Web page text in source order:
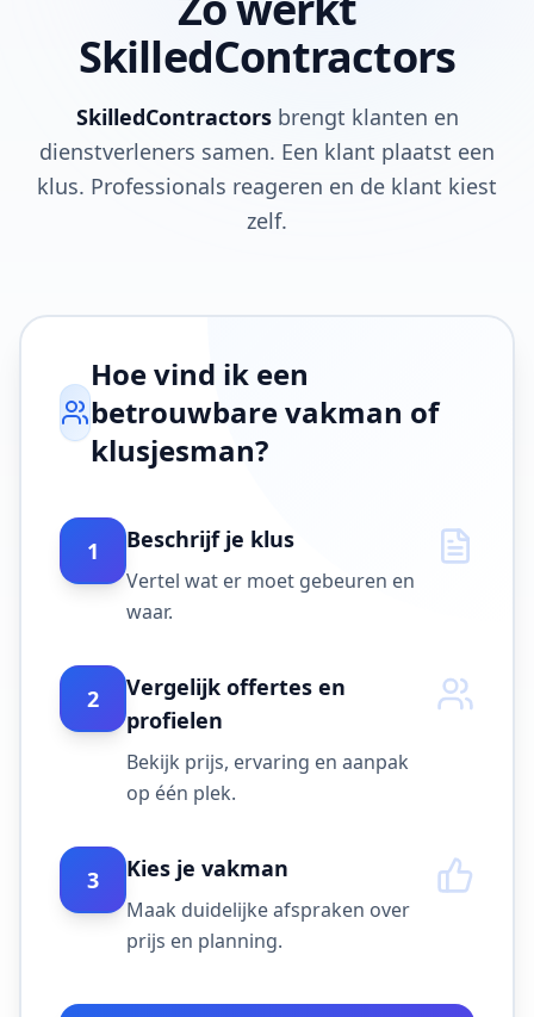
SkilledContractors
SkilledContractorsbrengt klanten en
dienstverleners samen. Een klant plaatst een
klus. Professionals reageren en de klant kiest
zelf.
Hoe vind ik een
betrouwbare vakman of
klusjesman?
1 Beschrijf je klus
Vertel wat er moet gebeuren en
waar.
2
Vergelijk offertes en
profielen
Bekijk prijs, ervaring en aanpak
op één plek.
3 Kies je vakman
Maak duidelijke afspraken over
prijs en planning.